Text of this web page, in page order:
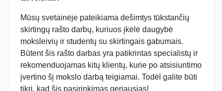
Mūsų svetainėje pateikiama dešimtys tūkstančių
skirtingų rašto darbų, kuriuos įkėlė daugybė
moksleivių ir studentų su skirtingais gabumais.
Būtent šis rašto darbas yra patikrintas specialistų ir
rekomenduojamas kitų klientų, kurie po atsisiuntimo
įvertino šį mokslo darbą teigiamai. Todėl galite būti
tikri, kad šis pasirinkimas geriausias!